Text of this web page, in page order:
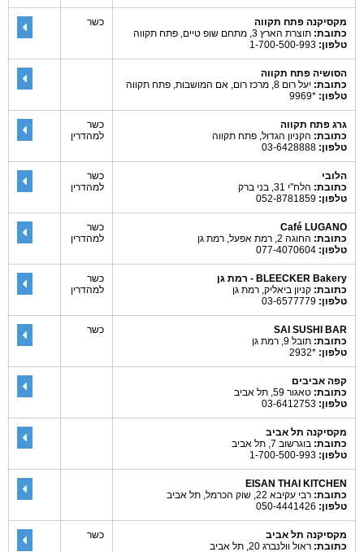
מקסיקנה פתח תקווה
כתובת: תוצרת הארץ 3, מתחם שופ טיים, פתח תקווה
טלפון:
כשר
הסושיה פתח תקווה
כתובת: יעל רום 8, מרכז רום, אם המושבות, פתח תקווה
טלפון: *9969
גרג פתח תקווה
כתובת: הקניון הגדול, פתח תקווה
טלפון:
כשר
למהדרין
הלובי
כתובת: הלח"י 31, בני ברק
טלפון:
כשר
למהדרין
Café LUGANO
כתובת: החוגה 2, רמת אפעל, רמת גן
טלפון:
כשר
למהדרין
BLEECKER Bakery - רמת גן
כתובת: קניון ביאליק, רמת גן
טלפון:
כשר
למהדרין
SAI SUSHI BAR
כתובת: תובל 9, רמת גן
טלפון: *2932
כשר
קפה אביבים
כתובת: טאגור 59, תל אביב
טלפון:
מקסיקנה תל אביב
כתובת: בוגרשוב 7, תל אביב
טלפון:
EISAN THAI KITCHEN
כתובת: רבי עקיבא 22, שוק הכרמל, תל אביב
טלפון:
מקסיקנה תל אביב
כתובת: ראול וולנברג 20, תל אביב
כשר